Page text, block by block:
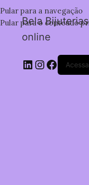
Pular para a navegação
Pular para o conteúdo
Bela
online